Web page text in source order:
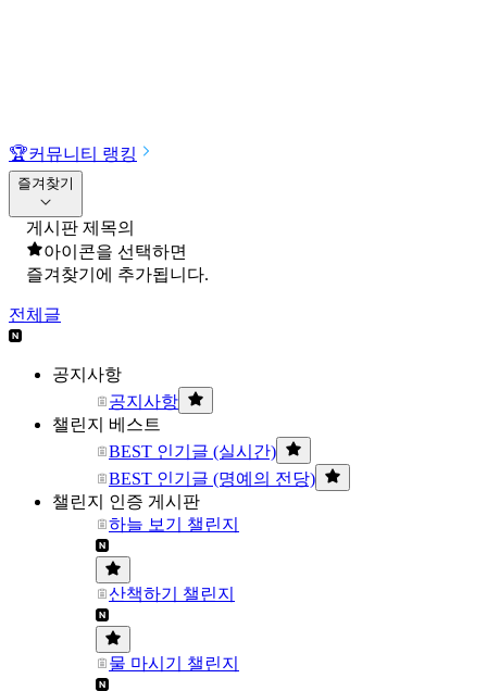
🏆커뮤니티 랭킹
즐겨찾기
게시판 제목의
아이콘을 선택하면
즐겨찾기에 추가됩니다.
전체글
공지사항
공지사항
챌린지 베스트
BEST 인기글 (실시간)
BEST 인기글 (명예의 전당)
챌린지 인증 게시판
하늘 보기 챌린지
산책하기 챌린지
물 마시기 챌린지